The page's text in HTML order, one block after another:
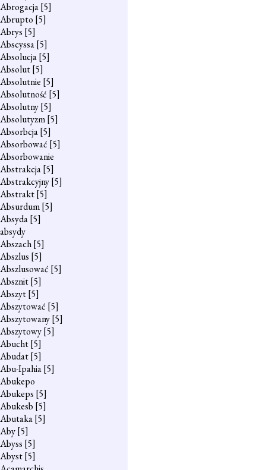
Abrogacja[5]
Abrupto [5]
Abrys [5]
Abscyssa[5]
Absolucja[5]
Absolut[5]
Absolutnie [5]
Absolutność [5]
Absolutny[5]
Absolutyzm[5]
Absorbcja[5]
Absorbować [5]
Absorbowanie
Abstrakcja[5]
Abstrakcyjny[5]
Abstrakt[5]
Absurdum[5]
Absyda[5]
absydy
Abszach[5]
Abszlus [5]
Abszlusować [5]
Absznit[5]
Abszyt[5]
Abszytować [5]
Abszytowany[5]
Abszytowy[5]
Abucht[5]
Abudat[5]
Abu-Ipahia[5]
Abukepo
Abukeps [5]
Abukesb [5]
Abutaka[5]
Aby[5]
Abyss [5]
Abyst[5]